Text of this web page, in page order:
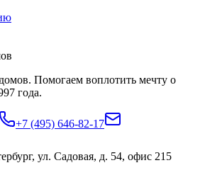
Помогаем воплотить мечту о
года.
+7 (495) 646-82-17
ул. Садовая, д. 54, офис 215